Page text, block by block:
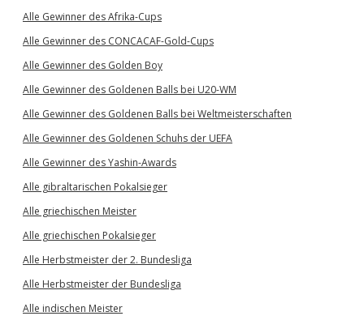
Alle Gewinner des Afrika-Cups
Alle Gewinner des CONCACAF-Gold-Cups
Alle Gewinner des Golden Boy
Alle Gewinner des Goldenen Balls bei U20-WM
Alle Gewinner des Goldenen Balls bei Weltmeisterschaften
Alle Gewinner des Goldenen Schuhs der UEFA
Alle Gewinner des Yashin-Awards
Alle gibraltarischen Pokalsieger
Alle griechischen Meister
Alle griechischen Pokalsieger
Alle Herbstmeister der 2. Bundesliga
Alle Herbstmeister der Bundesliga
Alle indischen Meister